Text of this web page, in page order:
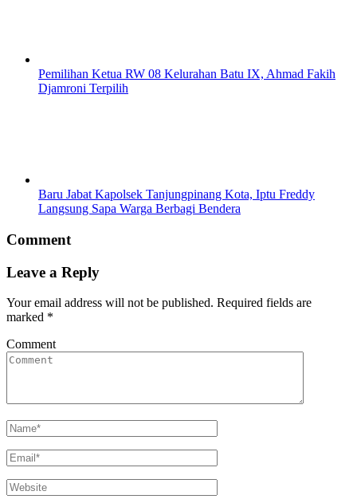
Pemilihan Ketua RW 08 Kelurahan Batu IX, Ahmad Fakih
Djamroni Terpilih
Baru Jabat Kapolsek Tanjungpinang Kota, Iptu Freddy
Langsung Sapa Warga Berbagi Bendera
Comment
Leave a Reply
Your email address will not be published. Required fields are
marked *
Comment